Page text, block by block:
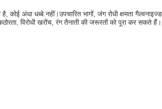
अंधा धब्बे नहीं।उपचारित भागों, जंग रोधी क्षमता
विरोधी खरोंच, रंग तैनाती की जरूरतों को पूरा कर सकते हैं।